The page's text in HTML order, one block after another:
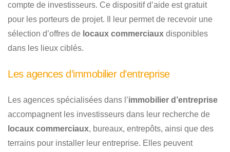
compte de investisseurs. Ce dispositif d’aide est gratuit
pour les porteurs de projet. Il leur permet de recevoir une
sélection d’offres de locaux commerciaux disponibles
dans les lieux ciblés.
Les agences d’immobilier d’entreprise
Les agences spécialisées dans l’immobilier d’entreprise
accompagnent les investisseurs dans leur recherche de
locaux commerciaux, bureaux, entrepôts, ainsi que des
terrains pour installer leur entreprise. Elles peuvent